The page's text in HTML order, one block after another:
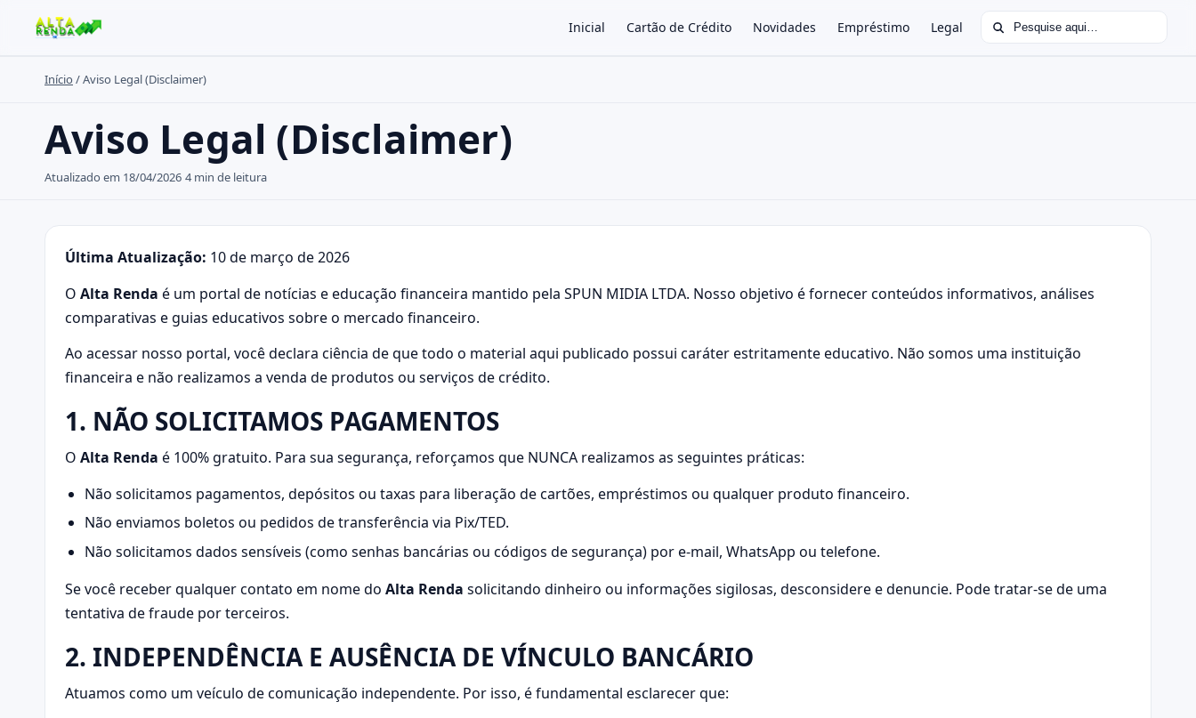
Inicial Cartão de Crédito Novidades Empréstimo Legal Buscar por:
Buscar no site
Buscar por:
Início /Aviso Legal (Disclaimer)
Aviso Legal (Disclaimer)
Atualizado em 18/04/2026 4 min de leitura
Última Atualização: 10 de março de 2026
O Alta Renda é um portal de notícias e educação financeira mantido pela SPUN MIDIA LTDA. Nosso objetivo é fornecer conteúdos informativos, análises
comparativas e guias educativos sobre o mercado financeiro.
Ao acessar nosso portal, você declara ciência de que todo o material aqui publicado possui caráter estritamente educativo. Não somos uma instituição
financeira e não realizamos a venda de produtos ou serviços de crédito.
1. NÃO SOLICITAMOS PAGAMENTOS
O Alta Renda é 100% gratuito. Para sua segurança, reforçamos que NUNCA realizamos as seguintes práticas:
Não solicitamos pagamentos, depósitos ou taxas para liberação de cartões, empréstimos ou qualquer produto financeiro.
Não enviamos boletos ou pedidos de transferência via Pix/TED.
Não solicitamos dados sensíveis (como senhas bancárias ou códigos de segurança) por e-mail, WhatsApp ou telefone.
Se você receber qualquer contato em nome do Alta Renda solicitando dinheiro ou informações sigilosas, desconsidere e denuncie. Pode tratar-se de uma
tentativa de fraude por terceiros.
2. INDEPENDÊNCIA E AUSÊNCIA DE VÍNCULO BANCÁRIO
Atuamos como um veículo de comunicação independente. Por isso, é fundamental esclarecer que: